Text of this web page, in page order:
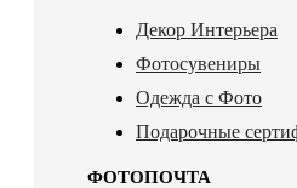
Декор Интерьера
Фотосувениры
Одежда с Фото
Подарочные
ФОТОПОЧТА